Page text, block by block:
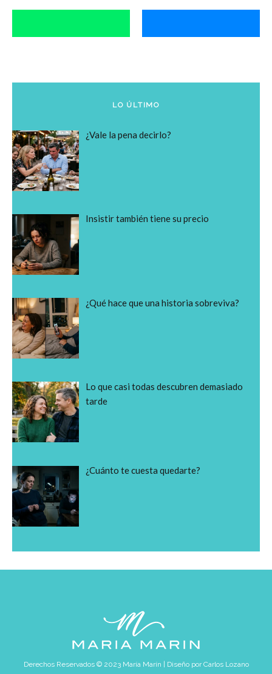
LO ÚLTIMO
¿Vale la pena decirlo?
Insistir también tiene su precio
¿Qué hace que una historia sobreviva?
Lo que casi todas descubren demasiado
tarde
¿Cuánto te cuesta quedarte?
Derechos Reservados © 2023 María Marín | Diseño porCarlos Lozano